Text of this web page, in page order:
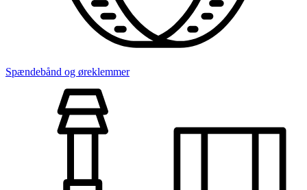
Spændebånd og øreklemmer